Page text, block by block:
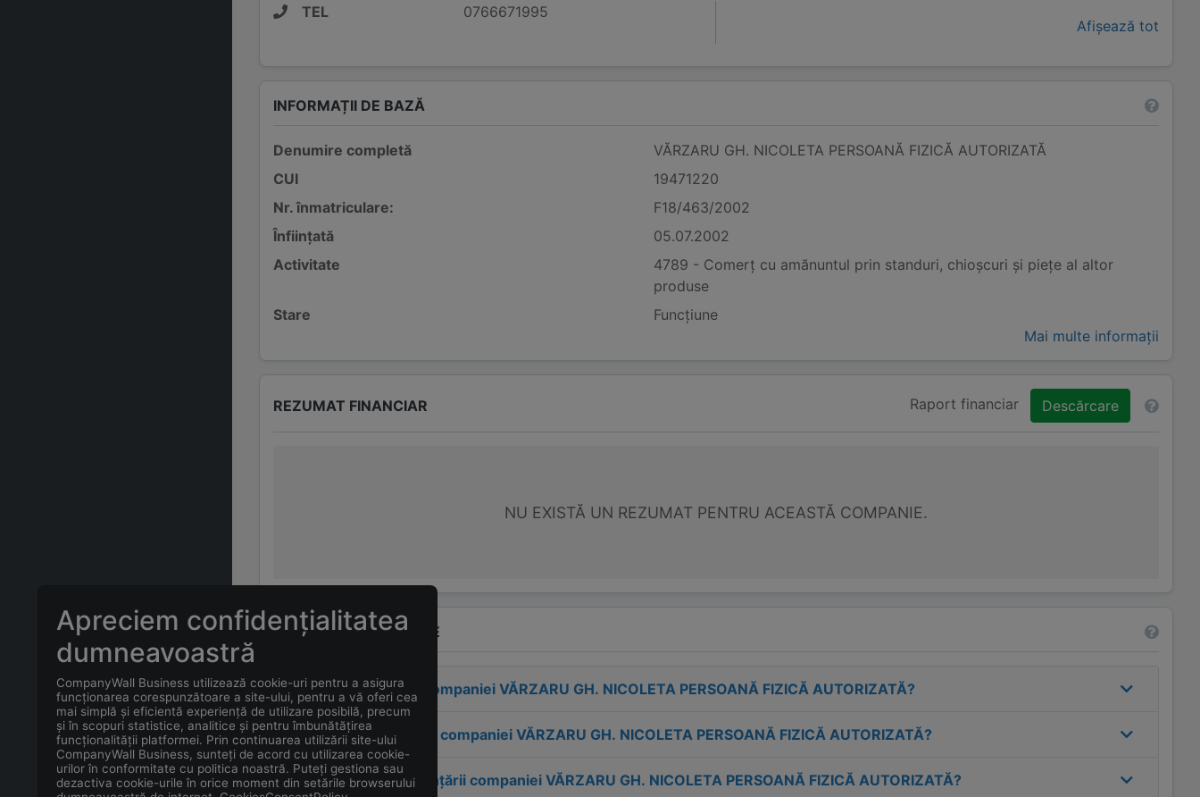
TEL
0766671995
Afișează tot
INFORMAȚII DE BAZĂ
Denumire completă
VĂRZARU GH. NICOLETA PERSOANĂ FIZICĂ AUTORIZATĂ
CUI
19471220
Nr. înmatriculare:
F18/463/2002
Înființată
05.07.2002
Activitate
4789 - Comerț cu amănuntul prin standuri, chioșcuri și piețe al altor
produse
Stare
Funcțiune
Mai multe informații
REZUMAT FINANCIAR Raport financiar Descărcare
NU EXISTĂ UN REZUMAT PENTRU ACEASTĂ COMPANIE.
ÎNTREBĂRI FRECVENTE
Care este adresa companiei VĂRZARU GH. NICOLETA PERSOANĂ FIZICĂ AUTORIZATĂ?
Care este contactul companiei VĂRZARU GH. NICOLETA PERSOANĂ FIZICĂ AUTORIZATĂ?
Care este data înființării companiei VĂRZARU GH. NICOLETA PERSOANĂ FIZICĂ AUTORIZATĂ?
Apreciem confidențialitatea
dumneavoastră
CompanyWall Business utilizează cookie-uri pentru a asigura
funcționarea corespunzătoare a site-ului, pentru a vă oferi cea
mai simplă și eficientă experiență de utilizare posibilă, precum
și în scopuri statistice, analitice și pentru îmbunătățirea
funcționalității platformei. Prin continuarea utilizării site-ului
CompanyWall Business, sunteți de acord cu utilizarea cookie-
urilor în conformitate cu politica noastră. Puteți gestiona sau
dezactiva cookie-urile în orice moment din setările browserului